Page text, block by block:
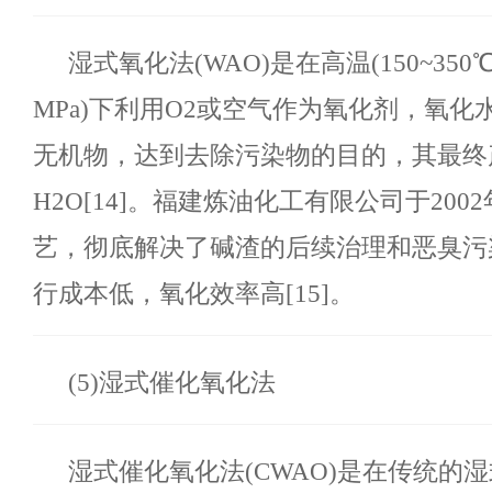
湿式氧化法(WAO)是在高温
MPa)下利用O2或空气作为氧化剂，氧化
无机物，达到去除污染物的目的，其最
H2O[14]。福建炼油化工有限公司于2002
艺，彻底解决了碱渣的后续治理和恶臭
行成本低，氧化效率高[15]。
(5)湿式催化氧化法
湿式催化氧化法(CWAO)是在传统的